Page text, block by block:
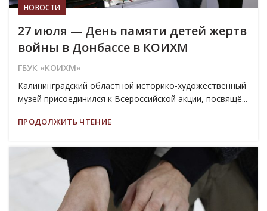
НОВОСТИ
27 июля — День памяти детей жертв
войны в Донбассе в КОИХМ
ГБУК «КОИХМ»
Калининградский областной историко-художественный
музей присоединился к Всероссийской акции, посвящё...
ПРОДОЛЖИТЬ ЧТЕНИЕ